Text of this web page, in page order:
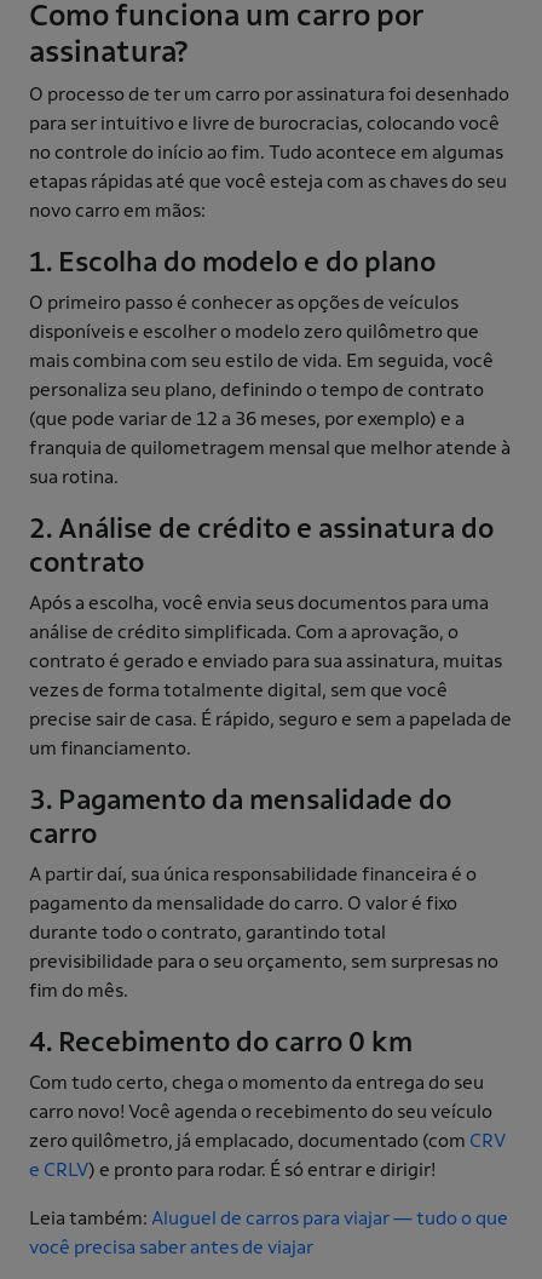
Como funciona um carro por
assinatura?
O processo de ter um carro por assinatura foi desenhado
para ser intuitivo e livre de burocracias, colocando você
no controle do início ao fim. Tudo acontece em algumas
etapas rápidas até que você esteja com as chaves do seu
novo carro em mãos:
1. Escolha do modelo e do plano
O primeiro passo é conhecer as opções de veículos
disponíveis e escolher o modelo zero quilômetro que
mais combina com seu estilo de vida. Em seguida, você
personaliza seu plano, definindo o tempo de contrato
(que pode variar de 12 a 36 meses, por exemplo) e a
franquia de quilometragem mensal que melhor atende à
sua rotina.
2. Análise de crédito e assinatura do
contrato
Após a escolha, você envia seus documentos para uma
análise de crédito simplificada. Com a aprovação, o
contrato é gerado e enviado para sua assinatura, muitas
vezes de forma totalmente digital, sem que você
precise sair de casa. É rápido, seguro e sem a papelada de
um financiamento.
3. Pagamento da mensalidade do
carro
A partir daí, sua única responsabilidade financeira é o
pagamento da mensalidade do carro. O valor é fixo
durante todo o contrato, garantindo total
previsibilidade para o seu orçamento, sem surpresas no
fim do mês.
4. Recebimento do carro 0 km
Com tudo certo, chega o momento da entrega do seu
carro novo! Você agenda o recebimento do seu veículo
zero quilômetro, já emplacado, documentado (com CRV
e CRLV) e pronto para rodar. É só entrar e dirigir!
Leia também: Aluguel de carros para viajar — tudo o que
você precisa saber antes de viajar